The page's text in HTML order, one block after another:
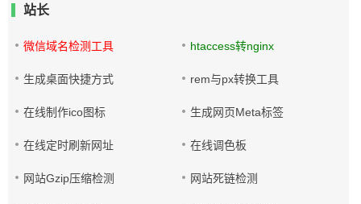
站长
微信域名检测工具 htaccess转nginx
生成桌面快捷方式 rem与px转换工具
在线制作ico图标 生成网页Meta标签
在线定时刷新网址 在线调色板
网站Gzip压缩检测 网站死链检测